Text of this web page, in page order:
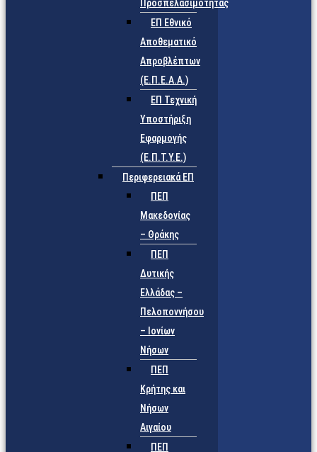
Προσπελασιμότητας
ΕΠ Εθνικό
Αποθεματικό
Απροβλέπτων
(Ε.Π.Ε.Α.Α.)
ΕΠ Τεχνική
Υποστήριξη
Εφαρμογής
(Ε.Π.Τ.Υ.Ε.)
Περιφερειακά ΕΠ
ΠΕΠ
Μακεδονίας
– Θράκης
ΠΕΠ
Δυτικής
Ελλάδας –
Πελοποννήσου
– Ιονίων
Νήσων
ΠΕΠ
Κρήτης και
Νήσων
Αιγαίου
ΠΕΠ